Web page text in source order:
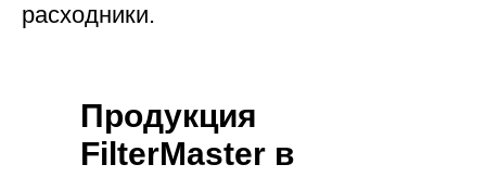
расходники.
Продукция
FilterMaster в